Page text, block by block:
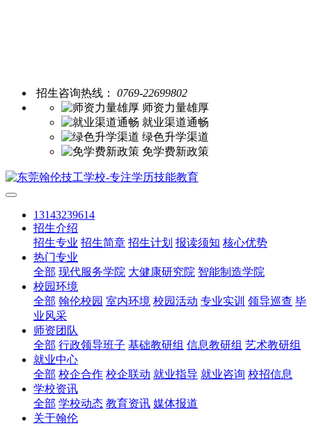
招生咨询热线：
0769-22699802
师资力量雄厚
就业渠道通畅
绿色升学渠道
免学费新政策
13143239614
招生介绍
招生专业 招生简章 招生计划 报读须知 核心优势
热门专业
全部 现代服务学院 大健康研究院 智能制造学院
校园环境
全部 翰伦校园 室内环境 校园活动 专业实训 领导巡查 毕
业风采
师资团队
全部 行政领导班子 基础教研组 信息教研组 艺术教研组
就业中心
全部 校企合作 校企联动 就业指导 就业咨询 校招信息
学校资讯
全部 学校动态 教育资讯 媒体报道
关于翰伦